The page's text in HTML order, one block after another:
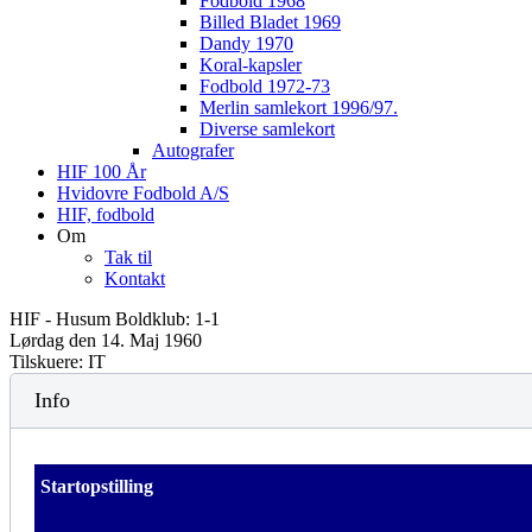
Billed Bladet 1969
Dandy 1970
Koral-kapsler
Fodbold 1972-73
Merlin samlekort 1996/97.
Diverse samlekort
Autografer
HIF 100 År
Hvidovre Fodbold A/S
HIF, fodbold
Om
Tak til
Kontakt
HIF - Husum Boldklub: 1-1
Lørdag den 14. Maj 1960
Tilskuere: IT
Info
Startopstilling